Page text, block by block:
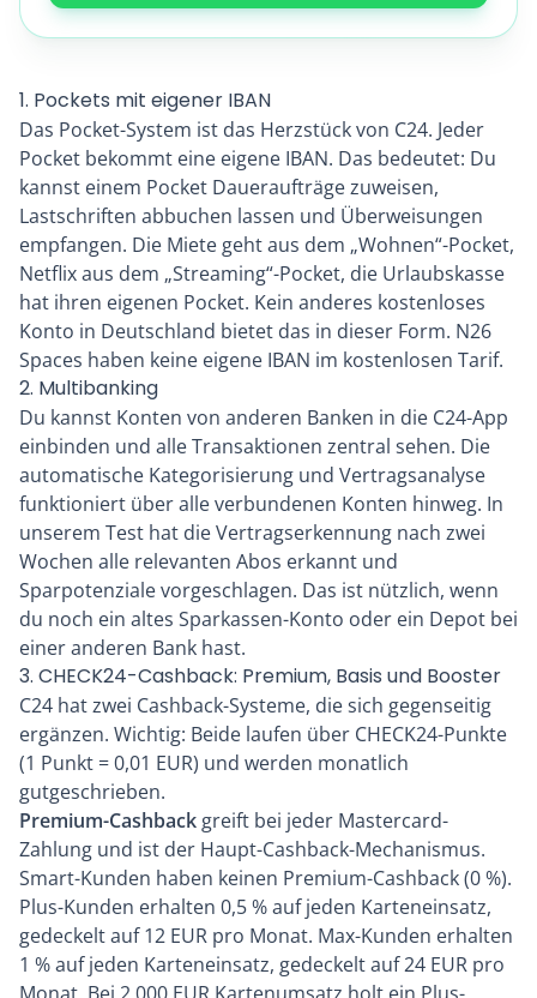
1. Pockets mit eigener IBAN
Das Pocket-System ist das Herzstück von C24. Jeder
Pocket bekommt eine eigene IBAN. Das bedeutet: Du
kannst einem Pocket Daueraufträge zuweisen,
Lastschriften abbuchen lassen und Überweisungen
empfangen. Die Miete geht aus dem „Wohnen“-Pocket,
Netflix aus dem „Streaming“-Pocket, die Urlaubskasse
hat ihren eigenen Pocket. Kein anderes kostenloses
Konto in Deutschland bietet das in dieser Form. N26
Spaces haben keine eigene IBAN im kostenlosen Tarif.
2. Multibanking
Du kannst Konten von anderen Banken in die C24-App
einbinden und alle Transaktionen zentral sehen. Die
automatische Kategorisierung und Vertragsanalyse
funktioniert über alle verbundenen Konten hinweg. In
unserem Test hat die Vertragserkennung nach zwei
Wochen alle relevanten Abos erkannt und
Sparpotenziale vorgeschlagen. Das ist nützlich, wenn
du noch ein altes Sparkassen-Konto oder ein Depot bei
einer anderen Bank hast.
3. CHECK24-Cashback: Premium, Basis und Booster
C24 hat zwei Cashback-Systeme, die sich gegenseitig
ergänzen. Wichtig: Beide laufen über CHECK24-Punkte
(1 Punkt = 0,01 EUR) und werden monatlich
gutgeschrieben.
Premium-Cashback greift bei jeder Mastercard-
Zahlung und ist der Haupt-Cashback-Mechanismus.
Smart-Kunden haben keinen Premium-Cashback (0 %).
Plus-Kunden erhalten 0,5 % auf jeden Karteneinsatz,
gedeckelt auf 12 EUR pro Monat. Max-Kunden erhalten
1 % auf jeden Karteneinsatz, gedeckelt auf 24 EUR pro